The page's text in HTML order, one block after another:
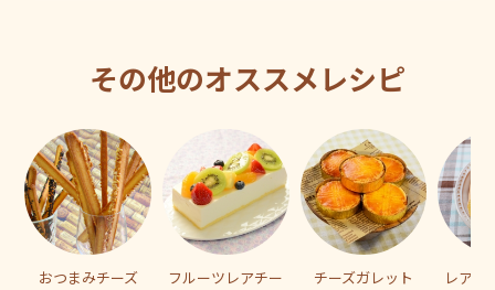
その他のオススメレシピ
おつまみチーズ
フルーツレアチー
チーズガレット レアチ